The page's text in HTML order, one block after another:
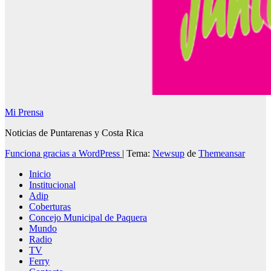
Mi Prensa
Noticias de Puntarenas y Costa Rica
Funciona gracias a WordPress | Tema: Newsup de Themeansar
Inicio
Institucional
Adip
Coberturas
Concejo Municipal de Paquera
Mundo
Radio
TV
Ferry